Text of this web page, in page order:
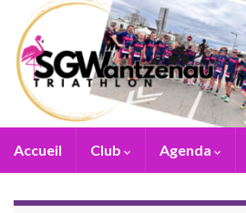
Accueil Club Agenda